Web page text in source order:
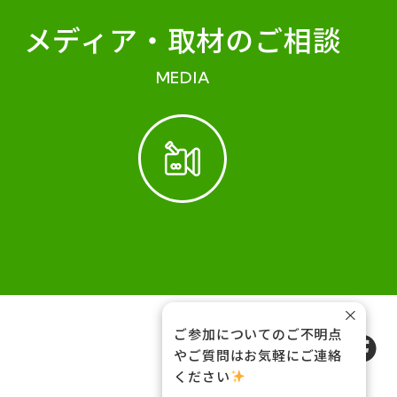
メディア・ 取材のご相談
MEDIA
FOLLOW US
ご参加についてのご不明点
やご質問はお気軽にご連絡
ください
×